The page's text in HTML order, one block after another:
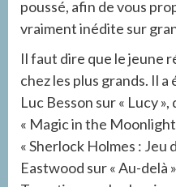
poussé, afin de vous
vraiment inédite sur
Il faut dire que le jeune
chez les plus grands. Il
Luc Besson sur « Lucy
« Magic in the
« Sherlock Holmes : Jeu
Eastwood sur « Au-delà